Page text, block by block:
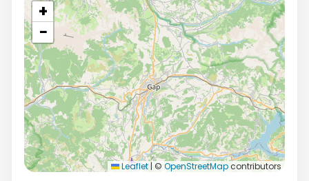
+
−
Leaflet | © OpenStreetMapcontributors